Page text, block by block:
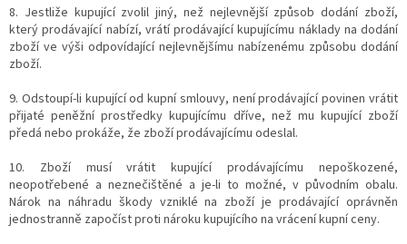
8. Jestliže kupující zvolil jiný, než nejlevnější způsob dodání zboží,
který prodávající nabízí, vrátí prodávající kupujícímu náklady na dodání
zboží ve výši odpovídající nejlevnějšímu nabízenému způsobu dodání
zboží.
9. Odstoupí-li kupující od kupní smlouvy, není prodávající povinen vrátit
přijaté peněžní prostředky kupujícímu dříve, než mu kupující zboží
předá nebo prokáže, že zboží prodávajícímu odeslal.
10. Zboží musí vrátit kupující prodávajícímu nepoškozené,
neopotřebené a neznečištěné a je-li to možné, v původním obalu.
Nárok na náhradu škody vzniklé na zboží je prodávající oprávněn
jednostranně započíst proti nároku kupujícího na vrácení kupní ceny.